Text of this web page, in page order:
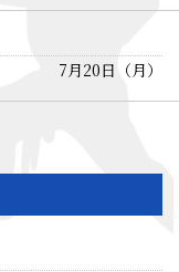
7月20日（月）